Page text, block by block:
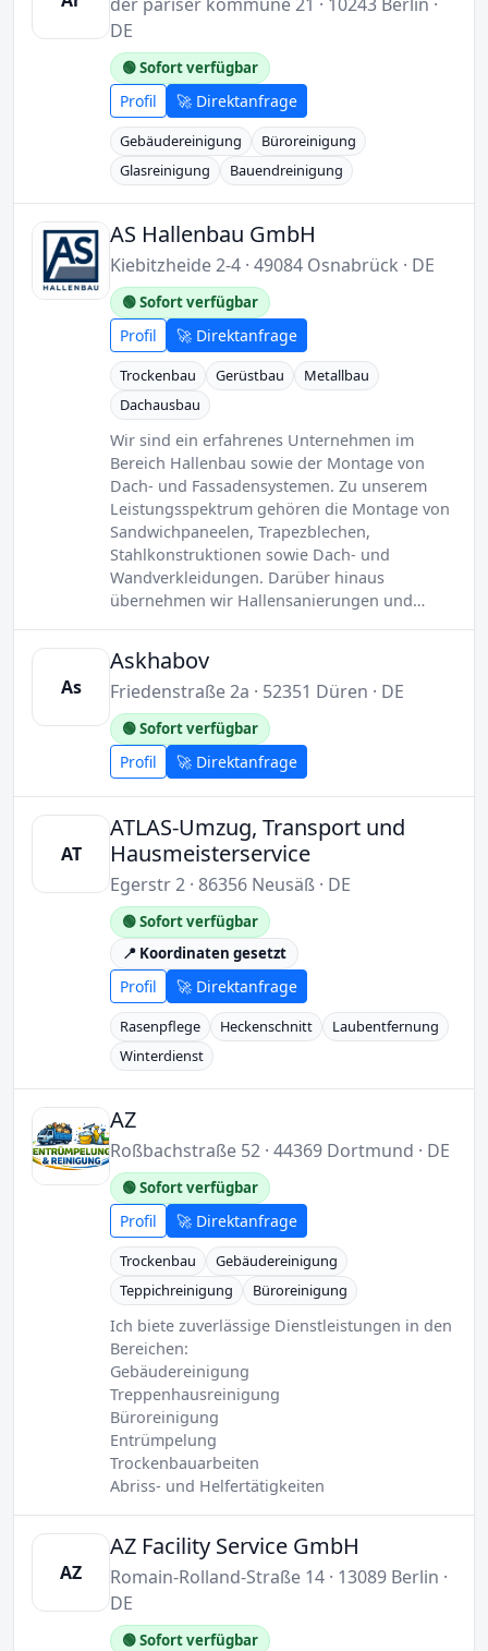
DE
🟢 Sofort verfügbar
Profil 🚀 Direktanfrage
Gebäudereinigung
Büroreinigung
Glasreinigung
Bauendreinigung
AS Hallenbau GmbH
Kiebitzheide 2-4 · 49084 Osnabrück · DE
🟢 Sofort verfügbar
Profil 🚀 Direktanfrage
Trockenbau Gerüstbau
Metallbau
Dachausbau
Wir sind ein erfahrenes Unternehmen im
Bereich Hallenbau sowie der Montage von
Dach- und Fassadensystemen. Zu unserem
Leistungsspektrum gehören die Montage von
Sandwichpaneelen, Trapezblechen,
Stahlkonstruktionen sowie Dach- und
Wandverkleidungen. Darüber hinaus
übernehmen wir Hallensanierungen und…
As
Askhabov
Friedenstraße 2a · 52351 Düren · DE
🟢 Sofort verfügbar
Profil 🚀 Direktanfrage
AT
ATLAS-Umzug, Transport und
Hausmeisterservice
Egerstr 2 · 86356 Neusäß · DE
🟢 Sofort verfügbar
📍 Koordinaten gesetzt
Profil 🚀 Direktanfrage
Rasenpflege Heckenschnitt
Laubentfernung
Winterdienst
AZ
Roßbachstraße 52 · 44369 Dortmund · DE
🟢 Sofort verfügbar
Profil 🚀 Direktanfrage
Trockenbau
Gebäudereinigung
Teppichreinigung
Büroreinigung
Ich biete zuverlässige Dienstleistungen in den
Bereichen:
Gebäudereinigung
Treppenhausreinigung
Büroreinigung
Entrümpelung
Trockenbauarbeiten
Abriss- und Helfertätigkeiten
AZ
AZ Facility Service GmbH
Romain-Rolland-Straße 14 · 13089 Berlin ·
DE
🟢 Sofort verfügbar